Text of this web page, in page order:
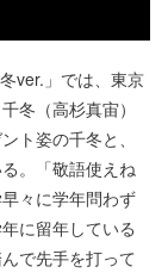
ver.」では、東京
冬（高杉真宙）
ト姿の千冬と、
。「敬語使えね
々に学年問わず
に留年している
で先手を打って